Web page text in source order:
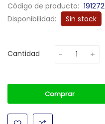
Código de producto: 191272
Disponibilidad:
Sin stock
Cantidad
Comprar